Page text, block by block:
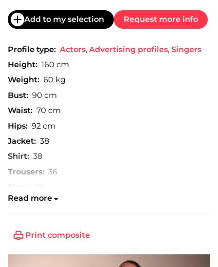
Add to my selection Request more info
Profile type: Actors, Advertising profiles, Singers
Height: 160 cm
Weight: 60 kg
Bust: 90 cm
Waist: 70 cm
Hips: 92 cm
Jacket: 38
Shirt: 38
Trousers: 36
Read more
Print composite